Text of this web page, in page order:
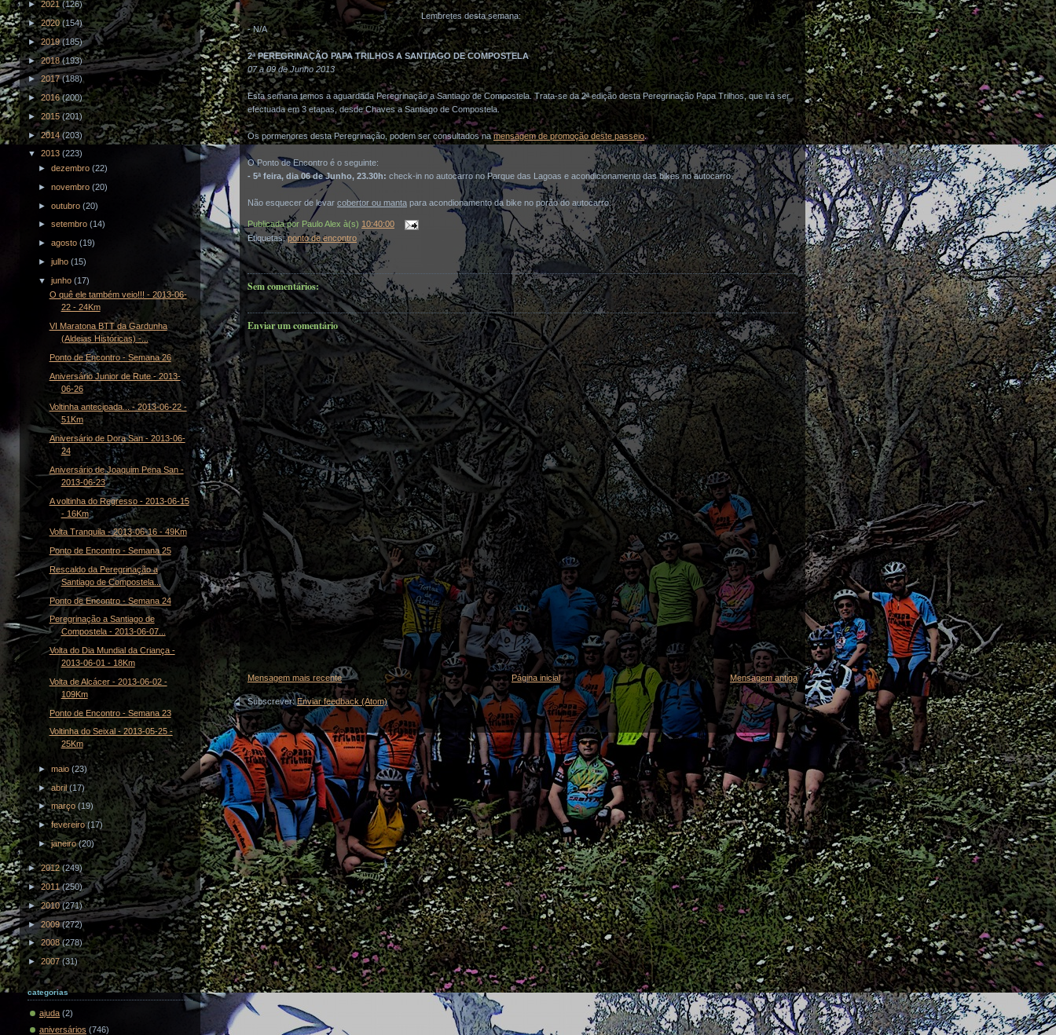
►2021(126)
►2020(154)
►2019(185)
►2018(193)
►2017(188)
►2016(200)
►2015(201)
►2014(203)
▼ 2013 (223)
►dezembro(22)
►novembro(20)
►outubro(20)
►setembro(14)
►agosto(19)
►julho(15)
▼junho(17)
O quê ele também veio!!! - 2013-06-
22 - 24Km
VI Maratona BTT da Gardunha
(Aldeias Históricas) -...
Ponto de Encontro - Semana 26
Aniversário Junior de Rute - 2013-
06-26
Voltinha antecipada... - 2013-06-22 -
51Km
Aniversário de Dora San - 2013-06-
24
Aniversário de Joaquim Pena San -
2013-06-23
A voltinha do Regresso - 2013-06-15
- 16Km
Volta Tranquila - 2013-06-16 - 49Km
Ponto de Encontro - Semana 25
Rescaldo da Peregrinação a
Santiago de Compostela...
Ponto de Encontro - Semana 24
Peregrinação a Santiago de
Compostela - 2013-06-07...
Volta do Dia Mundial da Criança -
2013-06-01 - 18Km
Volta de Alcácer - 2013-06-02 -
109Km
Ponto de Encontro - Semana 23
Voltinha do Seixal - 2013-05-25 -
25Km
►maio(23)
►abril(17)
►março(19)
►fevereiro(17)
►janeiro(20)
►2012(249)
►2011(250)
►2010(271)
►2009(272)
►2008(278)
►2007(31)
categorias
ajuda (2)
aniversários (746)
Lembretes desta semana:
- N/A
2ª PEREGRINAÇÃO PAPA TRILHOS A SANTIAGO DE COMPOSTELA
07 a 09 de Junho 2013
Esta semana temos a aguardada Peregrinação a Santiago de Compostela. Trata-se da 2ª edição desta Peregrinação Papa Trilhos, que irá ser
efectuada em 3 etapas, desde Chaves a Santiago de Compostela.
Os pormenores desta Peregrinação, podem ser consultados namensagem de promoção deste passeio.
O Ponto de Encontro é o seguinte:
- 5ª feira, dia 06 de Junho, 23.30h: check-in no autocarro no Parque das Lagoas e acondicionamento das bikes no autocarro.
Não esquecer de levar cobertor ou manta para acondionamento da bike no porão do autocarro.
Publicada por Paulo Alex à(s) 10:40:00
Etiquetas:ponto de encontro
Sem comentários:
Enviar um comentário
Mensagem mais recente Mensagem antiga
Página inicial
Subscrever:Enviar feedback (Atom)